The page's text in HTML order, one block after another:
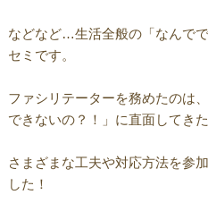
などなど…生活全般の「なんで
セミです。
ファシリテーターを務めたのは
できないの？！」に直面してき
さまざまな工夫や対応方法を参
した！